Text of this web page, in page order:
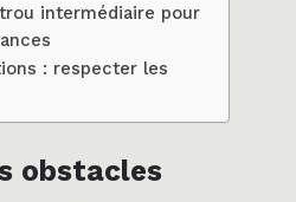
intermédiaire pour
: respecter les
obstacles